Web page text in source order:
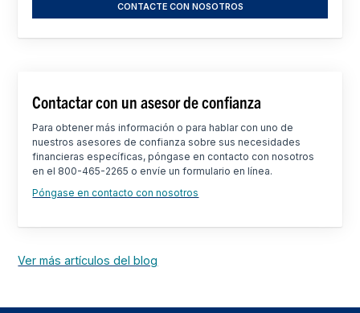
CONTACTE CON NOSOTROS
Contactar con un asesor de confianza
Para obtener más información o para hablar con uno de
nuestros asesores de confianza sobre sus necesidades
financieras específicas, póngase en contacto con nosotros
en el 800-465-2265 o envíe un formulario en línea.
Póngase en contacto con nosotros
Ver más artículos del blog